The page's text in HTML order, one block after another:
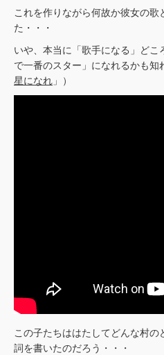
これを作りながら何故か彼女の歌
た・・・
いや、本当に「歌手になる」ど
で一番のスター」になれるかも知
星になれ 」）
この子たちははたしてどんな村
詞を書いたのだろう・・・